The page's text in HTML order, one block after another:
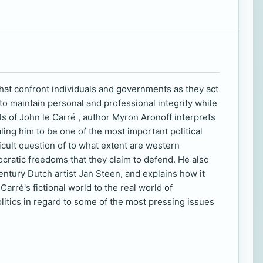
confront individuals and governments as they act
maintain personal and professional integrity while
of John le Carré , author Myron Aronoff interprets
him to be one of the most important political
question of to what extent are western
freedoms that they claim to defend. He also
Dutch artist Jan Steen, and explains how it
fictional world to the real world of
in regard to some of the most pressing issues